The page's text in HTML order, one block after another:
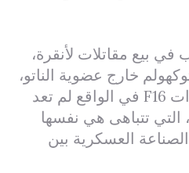
بيع مقاتلات لأنقرة،
خارج عضوية الناتو،
على الرغم من أن طائرات F16 في الواقع لم تعد
التي تتباهى هي نفسها
العسكرية بين